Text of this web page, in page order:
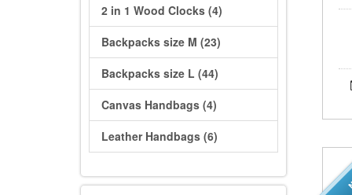
2 in 1 Wood Clocks (4)
Backpacks size M (23)
Backpacks size L (44)
Canvas Handbags (4)
Leather Handbags (6)